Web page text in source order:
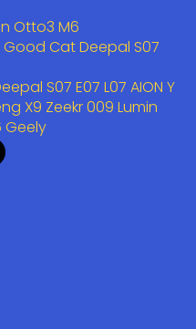
Otto3 M6
Good Cat Deepal S07
S07 E07 L07 AION Y
X9 Zeekr 009 Lumin
Geely